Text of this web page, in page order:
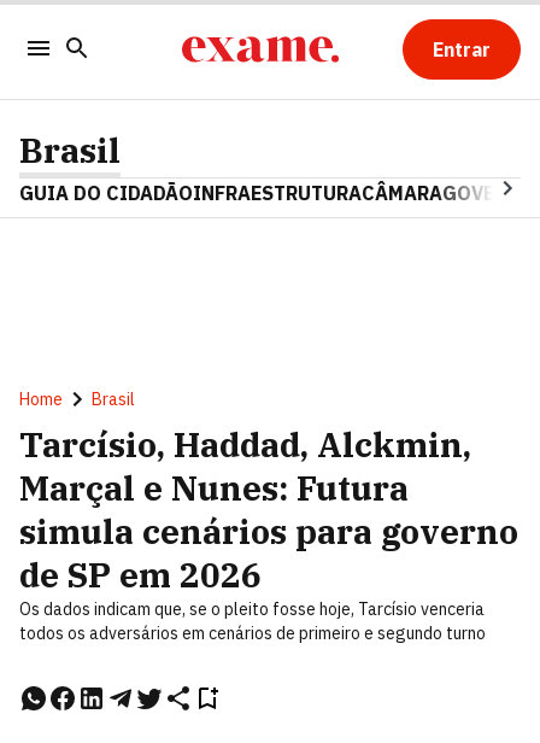
Entrar
Brasil
GUIA DO CIDADÃOINFRAESTRUTURACÂMARAGOVERNO
Home Brasil
Tarcísio, Haddad, Alckmin,
Marçal e Nunes: Futura
simula cenários para governo
de SP em 2026
Os dados indicam que, se o pleito fosse hoje, Tarcísio venceria
todos os adversários em cenários de primeiro e segundo turno